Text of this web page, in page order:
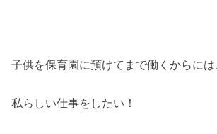
子供を保育園に預けてまで働くからには
私らしい仕事をしたい！